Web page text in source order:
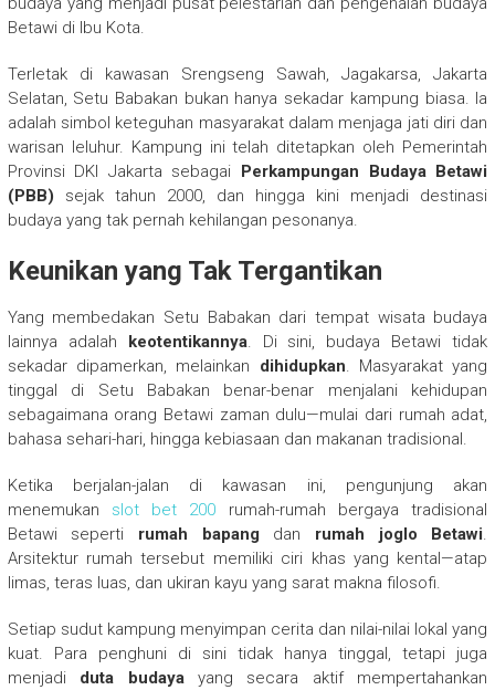
Betawi di Ibu Kota.
Terletak di kawasan Srengseng Sawah, Jagakarsa, Jakarta
Selatan, Setu Babakan bukan hanya sekadar kampung biasa. Ia
adalah simbol keteguhan masyarakat dalam menjaga jati diri dan
warisan leluhur. Kampung ini telah ditetapkan oleh Pemerintah
Provinsi DKI Jakarta sebagai Perkampungan Budaya Betawi
(PBB) sejak tahun 2000, dan hingga kini menjadi destinasi
budaya yang tak pernah kehilangan pesonanya.
Keunikan yang Tak Tergantikan
Yang membedakan Setu Babakan dari tempat wisata budaya
lainnya adalah keotentikannya. Di sini, budaya Betawi tidak
sekadar dipamerkan, melainkan dihidupkan. Masyarakat yang
tinggal di Setu Babakan benar-benar menjalani kehidupan
sebagaimana orang Betawi zaman dulu—mulai dari rumah adat,
bahasa sehari-hari, hingga kebiasaan dan makanan tradisional.
Ketika berjalan-jalan di kawasan ini, pengunjung akan
menemukan slot bet 200 rumah-rumah bergaya tradisional
Betawi seperti rumah bapang dan rumah joglo Betawi.
Arsitektur rumah tersebut memiliki ciri khas yang kental—atap
limas, teras luas, dan ukiran kayu yang sarat makna filosofi.
Setiap sudut kampung menyimpan cerita dan nilai-nilai lokal yang
kuat. Para penghuni di sini tidak hanya tinggal, tetapi juga
menjadi duta budayayang secara aktif mempertahankan